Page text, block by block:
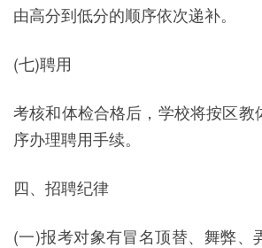
由高分到低分的顺序依次递补。
(七)聘用
考核和体检合格后，学校将按区教
序办理聘用手续。
四、招聘纪律
(一)报考对象有冒名顶替、舞弊、